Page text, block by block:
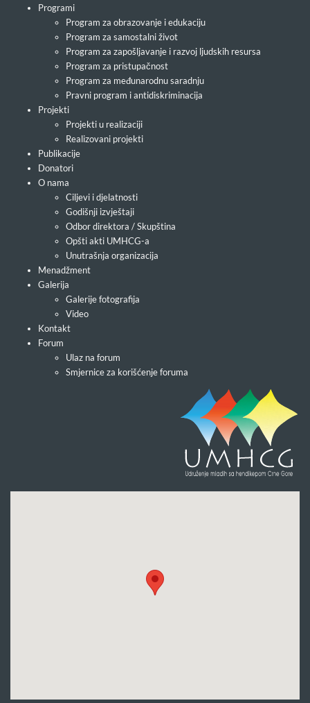
Programi
Program za obrazovanje i edukaciju
Program za samostalni život
Program za zapošljavanje i razvoj ljudskih resursa
Program za pristupačnost
Program za međunarodnu saradnju
Pravni program i antidiskriminacija
Projekti
Projekti u realizaciji
Realizovani projekti
Publikacije
Donatori
O nama
Ciljevi i djelatnosti
Godišnji izvještaji
Odbor direktora / Skupština
Opšti akti UMHCG-a
Unutrašnja organizacija
Menadžment
Galerija
Galerije fotografija
Video
Kontakt
Forum
Ulaz na forum
Smjernice za korišćenje foruma